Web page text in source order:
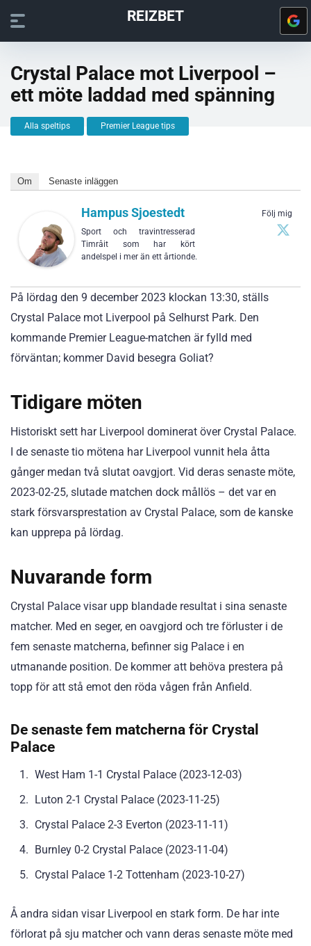
REIZBET
Crystal Palace mot Liverpool –
ett möte laddad med spänning
Alla speltips Premier League tips
Om Senaste inläggen
Följ mig
Hampus Sjoestedt
Sport och travintresserad
Timråit som har kört
andelspel i mer än ett årtionde.
På lördag den 9 december 2023 klockan 13:30, ställs
Crystal Palace mot Liverpool på Selhurst Park. Den
kommande Premier League-matchen är fylld med
förväntan; kommer David besegra Goliat?
Tidigare möten
Historiskt sett har Liverpool dominerat över Crystal Palace.
I de senaste tio mötena har Liverpool vunnit hela åtta
gånger medan två slutat oavgjort. Vid deras senaste möte,
2023-02-25, slutade matchen dock mållös – det var en
stark försvarsprestation av Crystal Palace, som de kanske
kan upprepa på lördag.
Nuvarande form
Crystal Palace visar upp blandade resultat i sina senaste
matcher. Med en seger, en oavgjord och tre förluster i de
fem senaste matcherna, befinner sig Palace i en
utmanande position. De kommer att behöva prestera på
topp för att stå emot den röda vågen från Anfield.
De senaste fem matcherna för Crystal
Palace
West Ham 1-1 Crystal Palace (2023-12-03)
Luton 2-1 Crystal Palace (2023-11-25)
Crystal Palace 2-3 Everton (2023-11-11)
Burnley 0-2 Crystal Palace (2023-11-04)
Crystal Palace 1-2 Tottenham (2023-10-27)
Å andra sidan visar Liverpool en stark form. De har inte
förlorat på sju matcher och vann deras senaste möte med